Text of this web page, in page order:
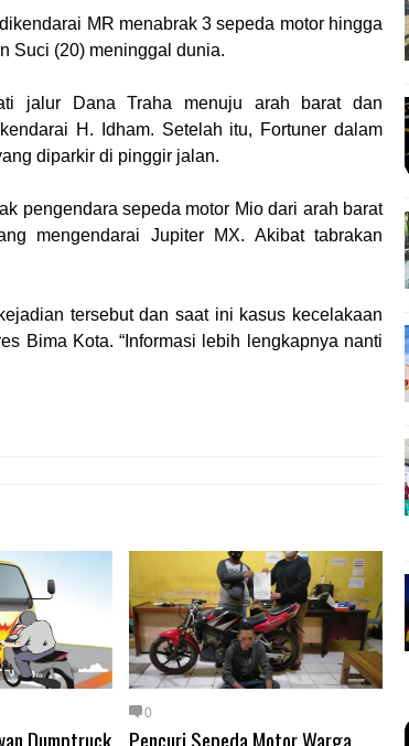
MR menabrak 3 sepeda motor hingga
Suci (20) meninggal dunia.
jalur Dana Traha menuju arah barat dan
H. Idham. Setelah itu, Fortuner dalam
diparkir di pinggir jalan.
pengendara sepeda motor Mio dari arah barat
mengendarai Jupiter MX. Akibat tabrakan
tersebut dan saat ini kasus kecelakaan
Bima Kota. “Informasi lebih lengkapnya nanti
Dumptruck
0
Pencuri Sepeda Motor Warga